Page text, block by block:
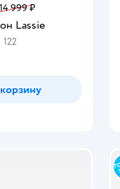
14 999 ₽
Lassie
122